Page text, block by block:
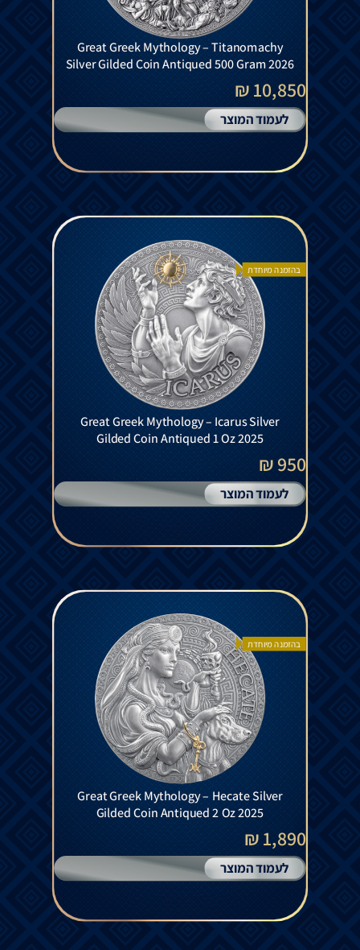
Great Greek Mythology – Titanomachy
Silver Gilded Coin Antiqued 500 Gram 2026
10,850 ₪
לעמוד המוצר
בהזמנה מיוחדת
Great Greek Mythology – Icarus Silver
Gilded Coin Antiqued 1 Oz 2025
950 ₪
לעמוד המוצר
בהזמנה מיוחדת
Great Greek Mythology – Hecate Silver
Gilded Coin Antiqued 2 Oz 2025
1,890 ₪
לעמוד המוצר